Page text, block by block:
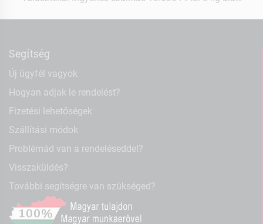
Segítség
Új ügyfél vagyok
Hogyan adjak le rendelést?
Fizetési lehetőségek
Szállítási módok
Problémád van a rendeléseddel?
Visszaküldés?
További segítségre van szükséged?